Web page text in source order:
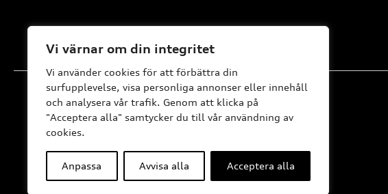
Vi värnar om din integritet
Vi använder cookies för att förbättra din
surfupplevelse, visa personliga annonser eller innehåll
och analysera vår trafik. Genom att klicka på
"Acceptera alla" samtycker du till vår användning av
cookies.
Anpassa Avvisa alla Acceptera alla